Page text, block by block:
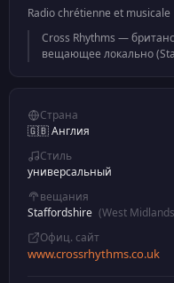
Radio chrétienne et musicale
Cross Rhythms —
вещающее локально
Страна
🇬🇧 Англия
Стиль
универсальный
вещания
Staffordshire (West
Офиц. сайт
www.crossrhythms.co.uk